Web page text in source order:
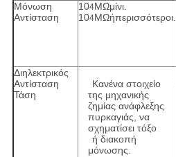
Μόνωση
Αντίσταση
104MΩμίνι.
104MΩήπερισσότεροι.
Διηλεκτρικός
Αντίσταση
Τάση
Κανένα στοιχείο
της μηχανικής
ζημίας ανάφλεξης
πυρκαγιάς, να
σχηματίσει τόξο
ή διακοπή
μόνωσης.